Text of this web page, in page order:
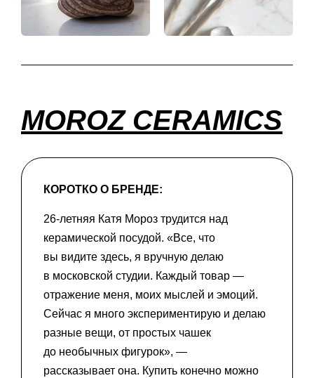
MOROZ CERAMICS
КОРОТКО О БРЕНДЕ:
26-летняя Катя Мороз трудится над
керамической посудой. «Все, что
вы видите здесь, я вручную делаю
в московской студии. Каждый товар —
отражение меня, моих мыслей и эмоций.
Сейчас я много экспериментирую и делаю
разные вещи, от простых чашек
до необычных фигурок», —
рассказывает она. Купить конечно можно